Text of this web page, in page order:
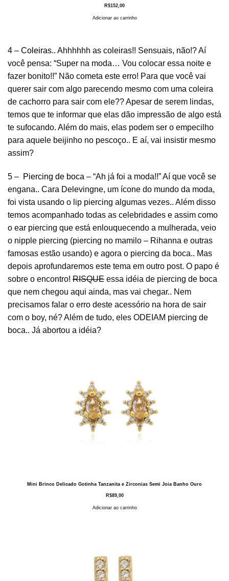
R$152,00
Adicionar ao carrinho
4 – Coleiras.. Ahhhhhh as coleiras!! Sensuais, não!? Aí
você pensa: “Super na moda… Vou colocar essa noite e
fazer bonito!!” Não cometa este erro! Para que você vai
querer sair com algo parecendo mesmo com uma coleira
de cachorro para sair com ele?? Apesar de serem lindas,
temos que te informar que elas dão impressão de algo está
te sufocando. Além do mais, elas podem ser o empecilho
para aquele beijinho no pescoço.. E aí, vai insistir mesmo
assim?
5 – Piercing de boca – “Ah já foi a moda!!” Aí que você se
engana.. Cara Delevingne, um ícone do mundo da moda,
foi vista usando o lip piercing algumas vezes.. Além disso
temos acompanhado todas as celebridades e assim como
o ear piercing que está enlouquecendo a mulherada, veio
o nipple piercing (piercing no mamilo – Rihanna e outras
famosas estão usando) e agora o piercing da boca.. Mas
depois aprofundaremos este tema em outro post. O papo é
sobre o encontro! RISQUE essa idéia de piercing de boca
que nem chegou aqui ainda, mas vai chegar.. Nem
precisamos falar o erro deste acessório na hora de sair
com o boy, né? Além de tudo, eles ODEIAM piercing de
boca.. Já abortou a idéia?
Mini Brinco Delicado Gotinha Tanzanita e Zirconias Semi Joia Banho Ouro
R$89,00
Adicionar ao carrinho